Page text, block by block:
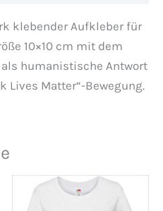
klebender Aufkleber für
10×10 cm mit dem
als humanistische Antwort
Lives Matter“-Bewegung.